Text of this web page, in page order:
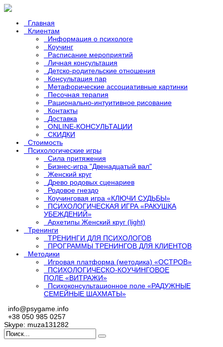
Главная
Клиентам
Информация о психологе
Коучинг
Расписание мероприятий
Личная консультация
Детско-родительские отношения
Консультация пар
Метафорические ассоциативные картинки
Песочная терапия
Рационально-интуитивное рисование
Контакты
Доставка
ONLINE-КОНСУЛЬТАЦИИ
СКИДКИ
Стоимость
Психологические игры
Сила притяжения
Бизнес-игра "Двенадцатый вал"
Женский круг
Древо родовых сценариев
Родовое гнездо
Коучинговая игра «КЛЮЧИ СУДЬБЫ»
ПСИХОЛОГИЧЕСКАЯ ИГРА «РАКУШКА
УБЕЖДЕНИЙ»
Архетипы Женский круг (light)
Тренинги
ТРЕНИНГИ ДЛЯ ПСИХОЛОГОВ
ПРОГРАММЫ ТРЕНИНГОВ ДЛЯ КЛИЕНТОВ
Методики
Игровая платформа (методика) «ОСТРОВ»
ПСИХОЛОГИЧЕСКО-КОУЧИНГОВОЕ
ПОЛЕ «ВИТРАЖИ»
Психоконсультационное поле «РАДУЖНЫЕ
СЕМЕЙНЫЕ ШАХМАТЫ»
info@psygame.info
+38 050 985 0257
Skype: muza131282